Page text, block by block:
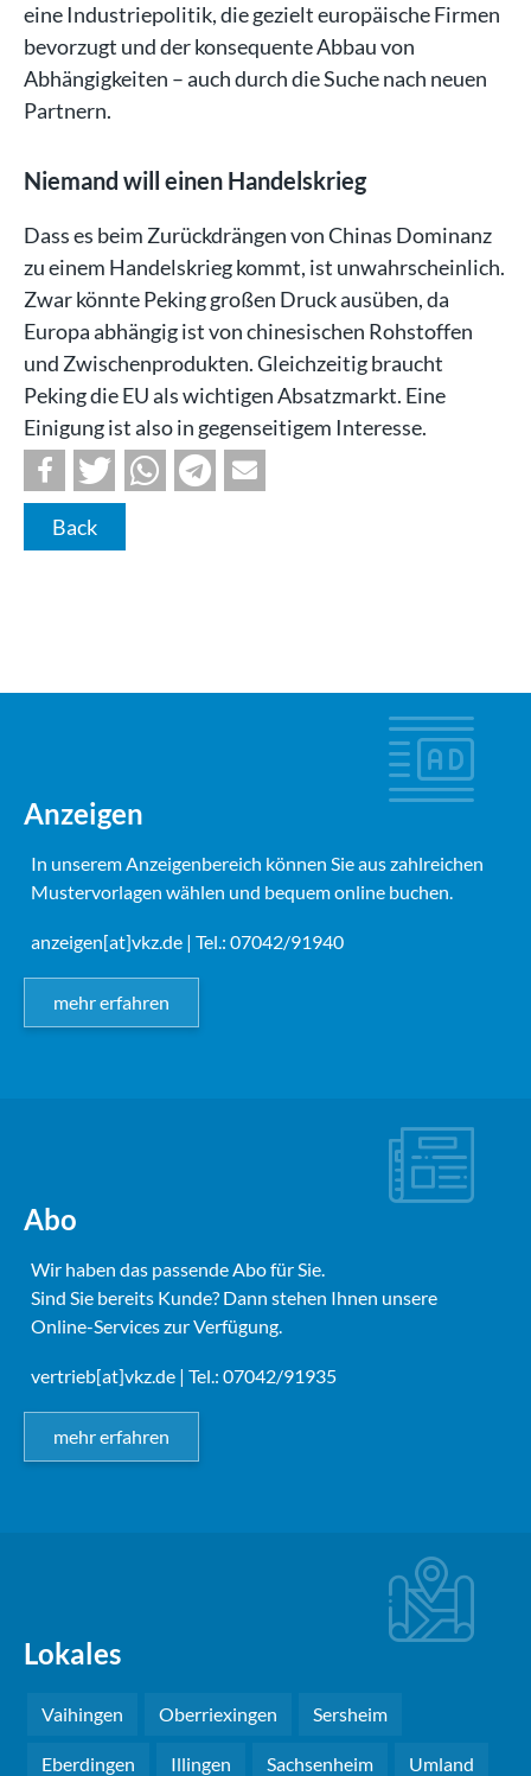
eine Industriepolitik, die gezielt europäische Firmen
bevorzugt und der konsequente Abbau von
Abhängigkeiten – auch durch die Suche nach neuen
Partnern.
Niemand will einen Handelskrieg
Dass es beim Zurückdrängen von Chinas Dominanz
zu einem Handelskrieg kommt, ist unwahrscheinlich.
Zwar könnte Peking großen Druck ausüben, da
Europa abhängig ist von chinesischen Rohstoffen
und Zwischenprodukten. Gleichzeitig braucht
Peking die EU als wichtigen Absatzmarkt. Eine
Einigung ist also in gegenseitigem Interesse.
Back
Anzeigen
In unserem Anzeigenbereich können Sie aus zahlreichen
Mustervorlagen wählen und bequem online buchen.
anzeigen[at]vkz.de | Tel.: 07042/91940
mehr erfahren
Abo
Wir haben das passende Abo für Sie.
Sind Sie bereits Kunde? Dann stehen Ihnen unsere
Online-Services zur Verfügung.
vertrieb[at]vkz.de | Tel.: 07042/91935
mehr erfahren
Lokales
Vaihingen Oberriexingen Sersheim
Eberdingen Illingen Sachsenheim Umland